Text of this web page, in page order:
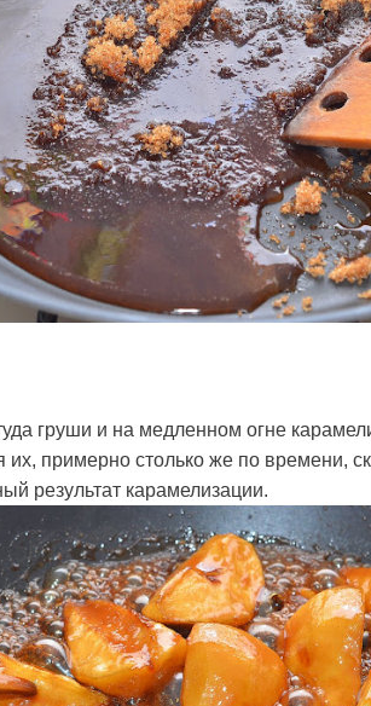
груши и на медленном огне
их, примерно столько же по времени,
результат карамелизации.